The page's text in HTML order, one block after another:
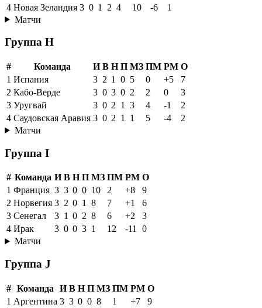
4 Новая Зеландия 3 0 1 2 4 10 -6
1
Матчи
Группа H
# Команда И В Н П МЗ ПМ РМ О
1 Испания 3 2 1 0 5 0 +5
7
2 Кабо-Верде 3 0 3 0 2 2 0
3
3 Уругвай 3 0 2 1 3 4 -1
2
4 Саудовская Аравия 3 0 2 1 1 5 -4
2
Матчи
Группа I
# Команда И В Н П МЗ ПМ РМ О
1 Франция 3 3 0 0 10 2 +8
9
2 Норвегия 3 2 0 1 8 7 +1
6
3 Сенегал 3 1 0 2 8 6 +2
3
4 Ирак 3 0 0 3 1 12 -11 0
Матчи
Группа J
# Команда И В Н П МЗ ПМ РМ О
1 Аргентина 3 3 0 0 8 1 +7
9